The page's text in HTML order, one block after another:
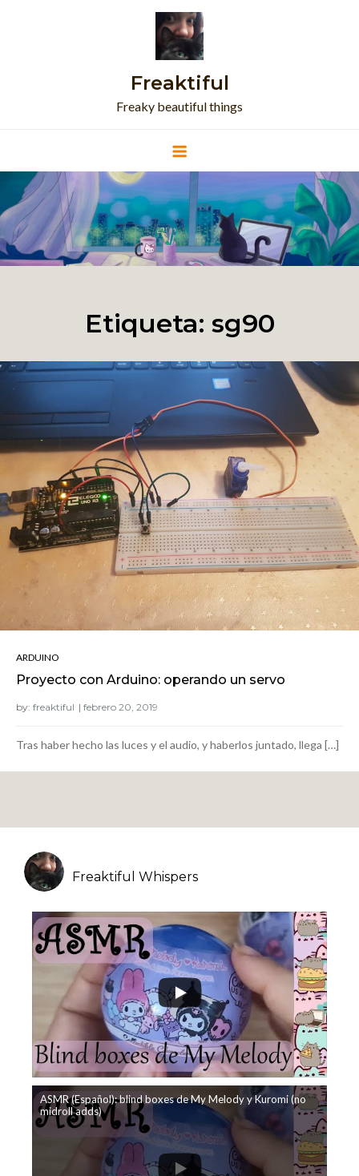
Freaktiful
Freaky beautiful things
Etiqueta: sg90
ARDUINO
Proyecto con Arduino: operando un servo
by: freaktiful
Tras haber hecho las luces y el audio, y haberlos juntado, llega […]
Freaktiful Whispers
ASMR (Español): blind boxes de My Melody y Kuromi (no
midroll adds)